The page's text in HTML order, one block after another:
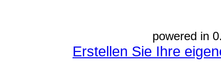
powered in
Erstellen Sie Ihre